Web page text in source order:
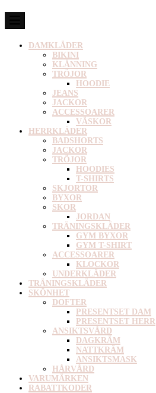
DAMKLÄDER
BIKINI
KLÄNNING
TRÖJOR
HOODIE
JEANS
JACKOR
ACCESSOARER
VÄSKOR
HERRKLÄDER
BADSHORTS
JACKOR
TRÖJOR
HOODIES
T-SHIRTS
SKJORTOR
BYXOR
SKOR
JORDAN
TRÄNINGSKLÄDER
GYM BYXOR
GYM T-SHIRT
ACCESSOARER
KLOCKOR
UNDERKLÄDER
TRÄNINGSKLÄDER
SKÖNHET
DOFTER
PRESENTSET DAM
PRESENTSET HERR
ANSIKTSVÅRD
DAGKRÄM
NATTKRÄM
ANSIKTSMASK
HÅRVÅRD
VARUMÄRKEN
RABATTKODER